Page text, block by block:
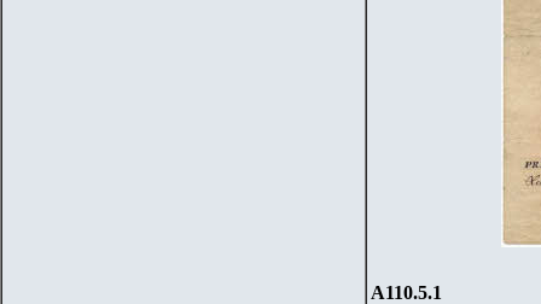
А110.5.1